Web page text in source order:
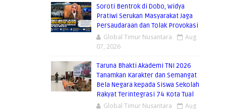
Soroti Bentrok di Dobo, Widya
Pratiwi Serukan Masyarakat Jaga
Persaudaraan dan Tolak Provokasi
Global Timur Nusantara
Aug
07, 2026
Taruna Bhakti Akademi TNI 2026
Tanamkan Karakter dan Semangat
Bela Negara kepada Siswa Sekolah
Rakyat Terintegrasi 74 Kota Tual
Global Timur Nusantara Aug